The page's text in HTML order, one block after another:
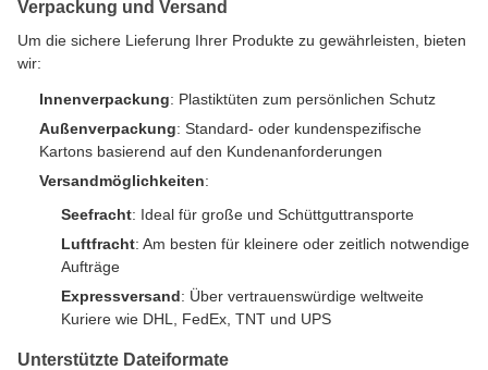
Verpackung und Versand
Um die sichere Lieferung Ihrer Produkte zu gewährleisten, bieten
wir:
Innenverpackung: Plastiktüten zum persönlichen Schutz
Außenverpackung: Standard- oder kundenspezifische
Kartons basierend auf den Kundenanforderungen
Versandmöglichkeiten:
Seefracht: Ideal für große und Schüttguttransporte
Luftfracht: Am besten für kleinere oder zeitlich notwendige
Aufträge
Expressversand: Über vertrauenswürdige weltweite
Kuriere wie DHL, FedEx, TNT und UPS
Unterstützte Dateiformate